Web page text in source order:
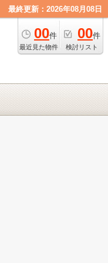
最終更新：2026年08月08日
00件
最近見た物件
00件
検討リスト